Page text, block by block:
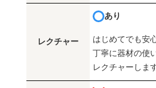
レクチャー
あり
はじめてでも安
丁寧に器材の使
レクチャーしま